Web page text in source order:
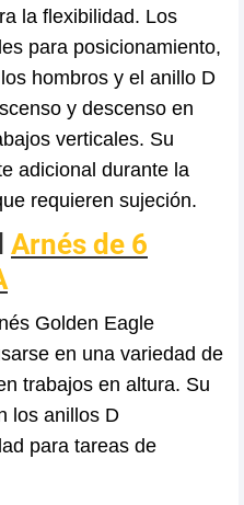
la flexibilidad. Los
para posicionamiento,
hombros y el anillo D
y descenso en
verticales. Su
adicional durante la
requieren sujeción.
Arnés de 6
Golden Eagle
en una variedad de
trabajos en altura. Su
los anillos D
para tareas de